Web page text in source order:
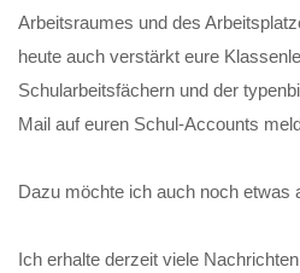
Arbeitsraumes und des
heute auch verstärkt eure
Schularbeitsfächern und der
Mail auf euren Schul-Accounts
Dazu möchte ich auch noch etwas
Ich erhalte derzeit viele